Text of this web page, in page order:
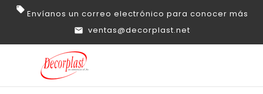
Envíanos un correo electrónico para conocer más
ventas@decorplast.net